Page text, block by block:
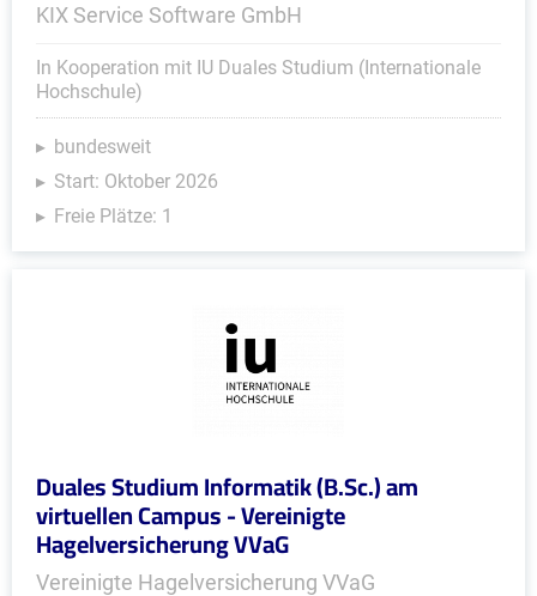
KIX Service Software GmbH
In Kooperation mit IU Duales Studium (Internationale
Hochschule)
bundesweit
Start: Oktober 2026
Freie Plätze: 1
Duales Studium Informatik (B.Sc.) am
virtuellen Campus - Vereinigte
Hagelversicherung VVaG
Vereinigte Hagelversicherung VVaG